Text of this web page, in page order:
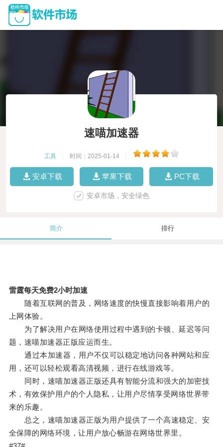
速喵加速器
工具 时间：2025-01-14
安卓下载 苹果下载 PC下载
安卓市场，安全绿色
简介 排行
雷霆每天免费2小时加速
随着互联网的普及，网络速度的快慢直接影响着用户的
上网体验。
为了解决用户在网络使用过程中遇到的卡顿、延迟等问
题，速喵加速器正版应运而生。
通过本加速器，用户不仅可以稳定地访问各种网站和应
用，还可以轻松观看高清视频，进行在线游戏等。
同时，速喵加速器正版还具有智能分流和强大的加密技
术，有效保护用户的个人隐私，让用户尽情享受网络世界带
来的乐趣。
总之，速喵加速器正版为用户提供了一个高速稳定、安
全保障的网络环境，让用户放心畅游在网络世界里。